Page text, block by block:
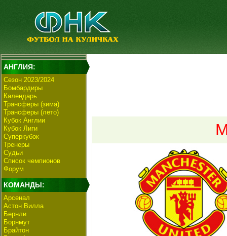
АНГЛИЯ:
Сезон 2023/2024
Бомбардиры
Календарь
Трансферы (зима)
Трансферы (лето)
Кубок Англии
Кубок Лиги
Суперкубок
Тренеры
Судьи
Список чемпионов
Форум
КОМАНДЫ:
Арсенал
Астон Вилла
Бернли
Борнмут
Брайтон